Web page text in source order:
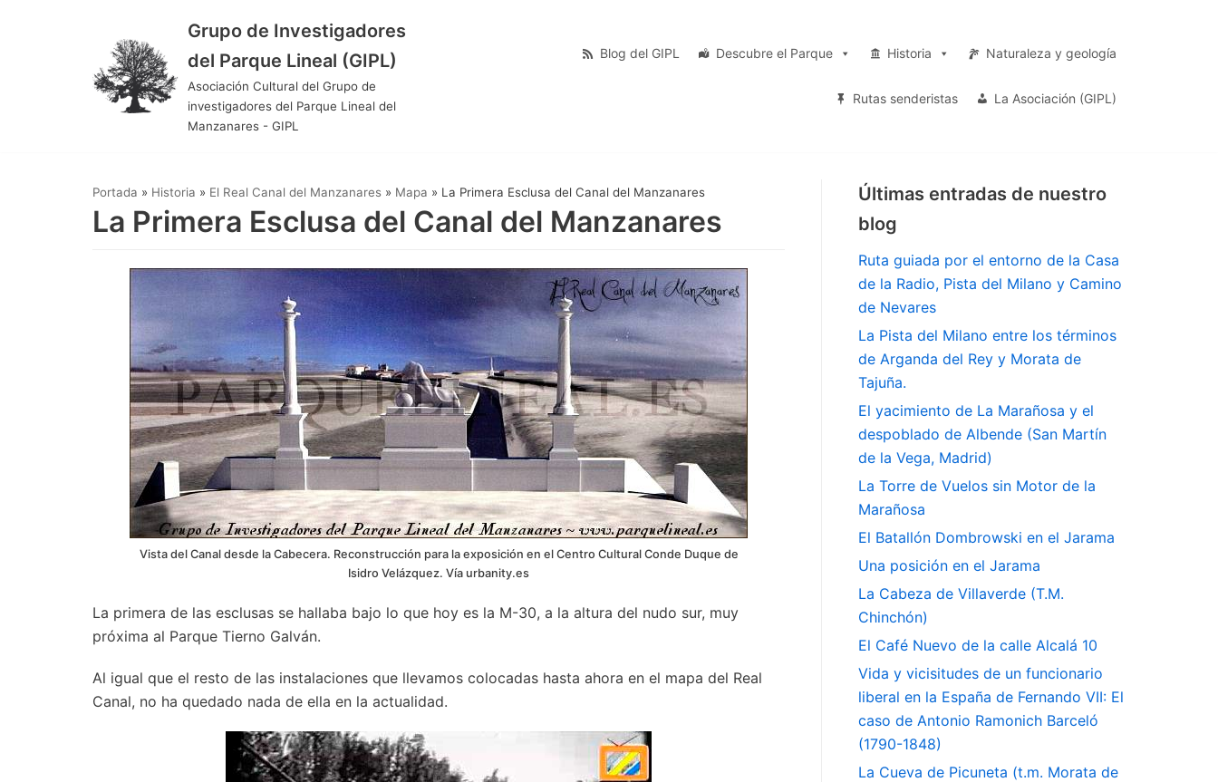
Grupo de Investigadores
del Parque Lineal (GIPL)
Asociación Cultural del Grupo de
investigadores del Parque Lineal del
Manzanares - GIPL
Blog del GIPL Descubre el Parque Historia Naturaleza y geología
Rutas senderistas La Asociación (GIPL)
Portada » Historia » El Real Canal del Manzanares » Mapa » La Primera Esclusa del Canal del Manzanares
La Primera Esclusa del Canal del Manzanares
Vista del Canal desde la Cabecera. Reconstrucción para la exposición en el Centro Cultural Conde Duque de
Isidro Velázquez. Vía urbanity.es
La primera de las esclusas se hallaba bajo lo que hoy es la M-30, a la altura del nudo sur, muy
próxima al Parque Tierno Galván.
Al igual que el resto de las instalaciones que llevamos colocadas hasta ahora en el mapa del Real
Canal, no ha quedado nada de ella en la actualidad.
Últimas entradas de nuestro
blog
Ruta guiada por el entorno de la Casa
de la Radio, Pista del Milano y Camino
de Nevares
La Pista del Milano entre los términos
de Arganda del Rey y Morata de
Tajuña.
El yacimiento de La Marañosa y el
despoblado de Albende (San Martín
de la Vega, Madrid)
La Torre de Vuelos sin Motor de la
Marañosa
El Batallón Dombrowski en el Jarama
Una posición en el Jarama
La Cabeza de Villaverde (T.M.
Chinchón)
El Café Nuevo de la calle Alcalá 10
Vida y vicisitudes de un funcionario
liberal en la España de Fernando VII: El
caso de Antonio Ramonich Barceló
(1790-1848)
La Cueva de Picuneta (t.m. Morata de